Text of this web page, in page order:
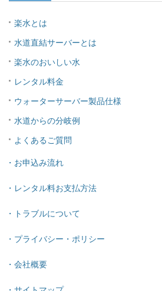
楽水とは
水道直結サーバーとは
楽水のおいしい水
レンタル料金
ウォーターサーバー製品仕様
水道からの分岐例
よくあるご質問
・お申込み流れ
・レンタル料お支払方法
・トラブルについて
・プライバシー・ポリシー
・会社概要